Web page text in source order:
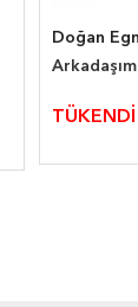
Doğan
TÜKENDİ